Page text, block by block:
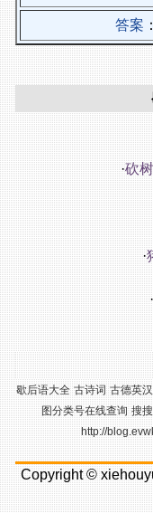
答案 ：
·砍
·
·
歇后语大全 古诗词 古德英
图分类号在线查询 搜
http://
Copyright ©